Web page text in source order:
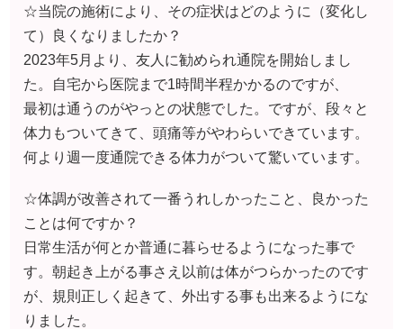
☆体調が改善されて一番うれしかったこと、良かった
ことは何ですか？
日常生活が何とか普通に暮らせるようになった事で
す。朝起き上がる事さえ以前は体がつらかったのです
が、規則正しく起きて、外出する事も出来るようにな
りました。
☆これから施術される方にアドバイスを含むメッセー
ジをお願いします。
日々暮らしていて、何気なく頭痛がする、腰が痛いと
か何かしらのお悩みが誰しもあるかもしれません。
メリー整骨院の髙山先生はそんな些細な話でも何でも